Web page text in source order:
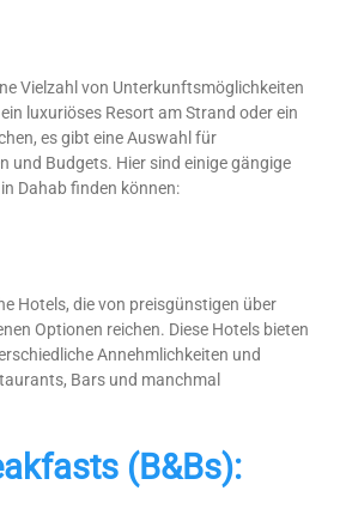
Vielzahl von Unterkunftsmöglichkeiten
luxuriöses Resort am Strand oder ein
es gibt eine Auswahl für
und Budgets. Hier sind einige gängige
Dahab finden können:
Hotels, die von preisgünstigen über
Optionen reichen. Diese Hotels bieten
Annehmlichkeiten und
Bars und manchmal
(B&Bs):